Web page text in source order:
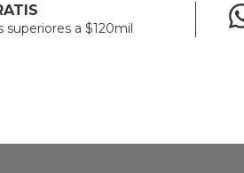
superiores a $120mil